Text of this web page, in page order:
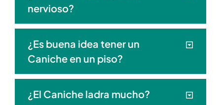
nervioso?
¿Es buena idea tener un
Caniche en un piso?
¿El Caniche ladra mucho?